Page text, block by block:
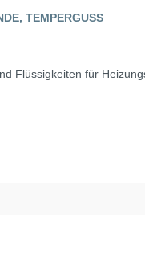
TEMPERGUSS
Flüssigkeiten für